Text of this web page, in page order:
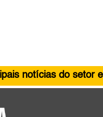
notícias do setor